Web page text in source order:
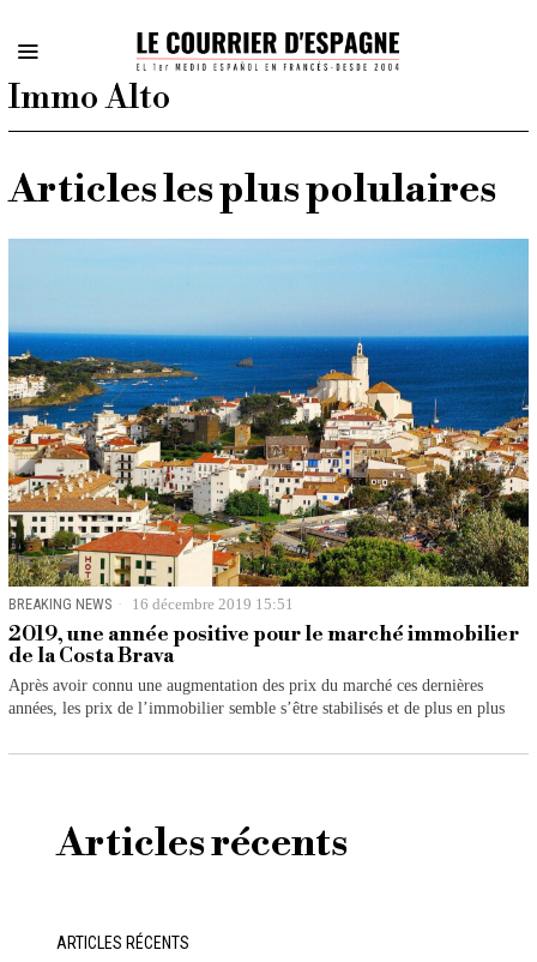
Immo Alto
Articles les plus polulaires
BREAKING NEWS 16 décembre 2019 15:51
2019, une année positive pour le marché immobilier
de la Costa Brava
Après avoir connu une augmentation des prix du marché ces dernières
années, les prix de l’immobilier semble s’être stabilisés et de plus en plus
Articles récents
ARTICLES RÉCENTS